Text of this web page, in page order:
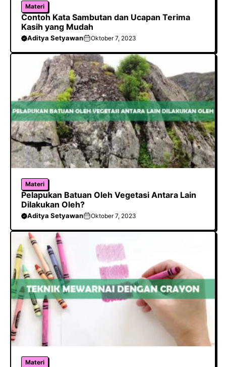
Materi
Contoh Kata Sambutan dan Ucapan Terima
Kasih yang Mudah
Aditya Setyawan Oktober 7, 2023
Materi
Pelapukan Batuan Oleh Vegetasi Antara Lain
Dilakukan Oleh?
Aditya Setyawan Oktober 7, 2023
Materi